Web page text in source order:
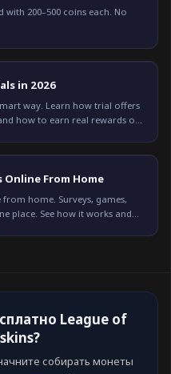
200–500 coins each. No
in 2026
way. Learn how trial offers
how to earn real rewards on
Online From Home
home. Surveys, games,
place. See how it works and
League of
собирать монеты